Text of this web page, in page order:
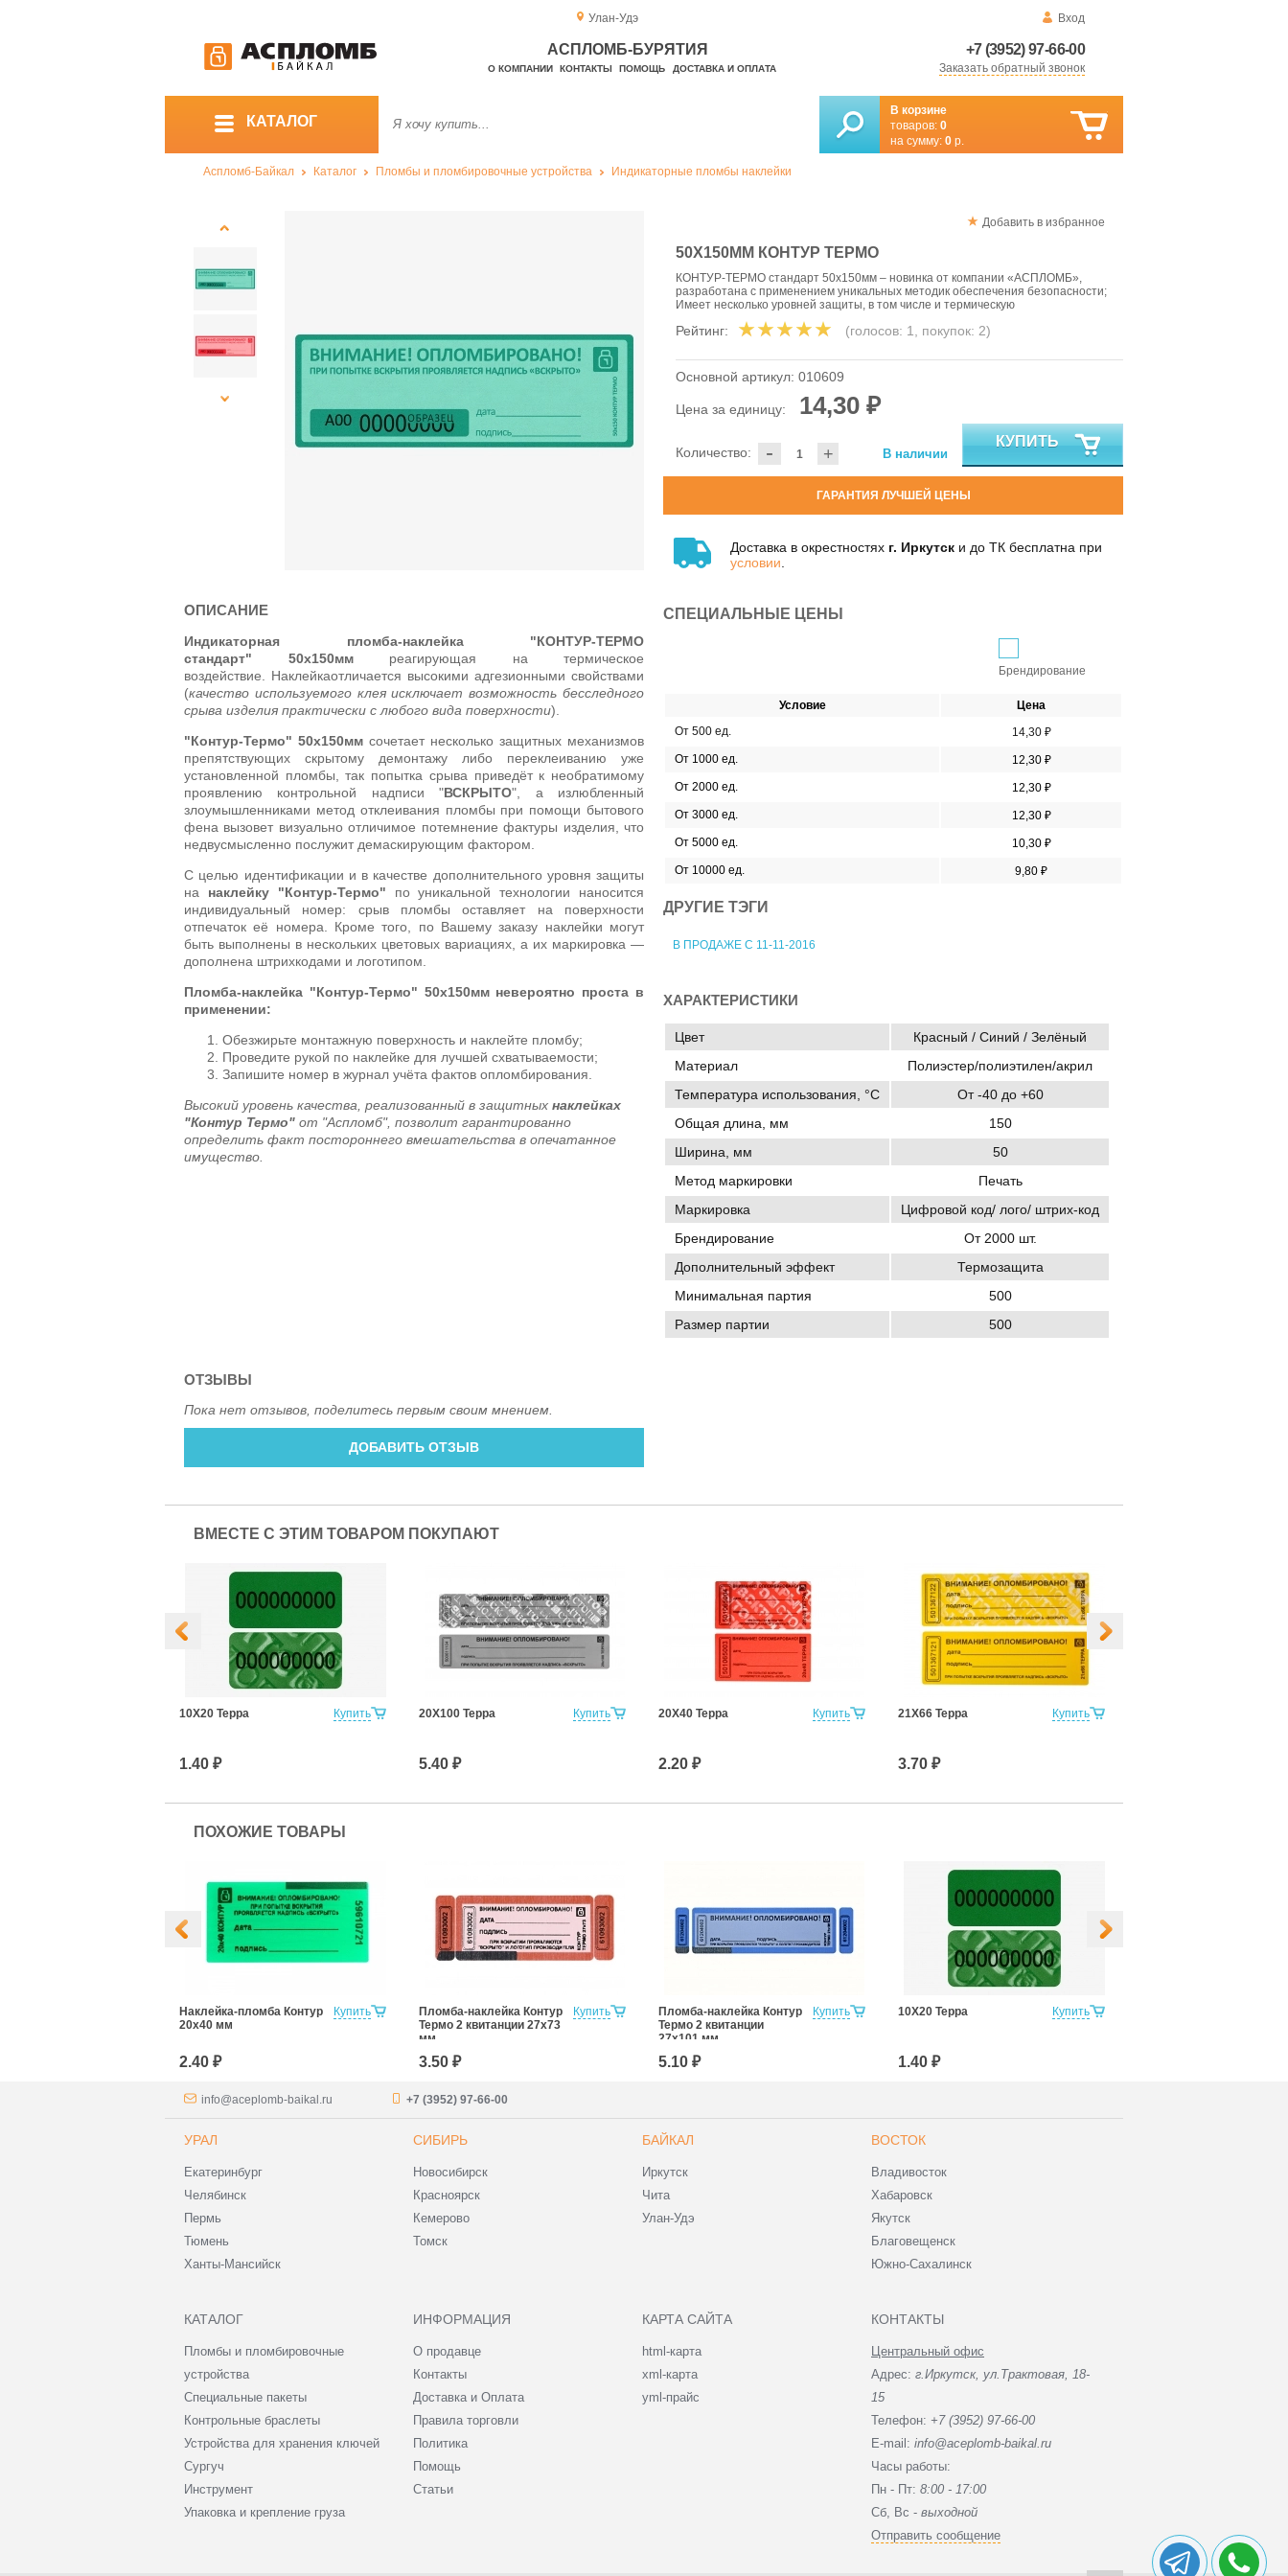
Улан-Удэ Вход
+7 (3952) 97-66-00
Заказать обратный звонок
АСПЛОМБ-БУРЯТИЯ
О КОМПАНИИ КОНТАКТЫ ПОМОЩЬ ДОСТАВКА И ОПЛАТА
КАТАЛОГ
В корзине
товаров: 0
на сумму: 0 р.
Аспломб-Байкал Каталог Пломбы и пломбировочные устройства Индикаторные пломбы наклейки
Добавить в избранное
50Х150ММ КОНТУР ТЕРМО
КОНТУР-ТЕРМО стандарт 50х150мм – новинка от компании «АСПЛОМБ»,
разработана с применением уникальных методик обеспечения безопасности;
Имеет несколько уровней защиты, в том числе и термическую
Рейтинг: (голосов: 1, покупок: 2)
Основной артикул: 010609
Цена за единицу: 14,30 ₽
- +
Количество: В наличии
КУПИТЬ
ГАРАНТИЯ ЛУЧШЕЙ ЦЕНЫ
Доставка в окрестностях г. Иркутск и до ТК бесплатна при
условии
СПЕЦИАЛЬНЫЕ ЦЕНЫ
Брендирование
Условие
Цена
От 500 ед.
14,30 ₽
От 1000 ед.
12,30 ₽
От 2000 ед.
12,30 ₽
От 3000 ед.
12,30 ₽
От 5000 ед.
10,30 ₽
От 10000 ед.
9,80 ₽
ДРУГИЕ ТЭГИ
В ПРОДАЖЕ С 11-11-2016
ОПИСАНИЕ
Индикаторная пломба-наклейка "КОНТУР-ТЕРМО
стандарт" 50х150ммреагирующая на термическое
воздействие. Наклейкаотличается высокими адгезионными свойствами
(качество используемого клея исключает возможность бесследного
срыва изделия практически с любого вида поверхности).
"Контур-Термо" 50х150мм сочетает несколько защитных механизмов
препятствующих скрытому демонтажу либо переклеиванию уже
установленной пломбы, так попытка срыва приведёт к необратимому
проявлению контрольной надписи "ВСКРЫТО", а излюбленный
злоумышленниками метод отклеивания пломбы при помощи бытового
фена вызовет визуально отличимое потемнение фактуры изделия, что
недвусмысленно послужит демаскирующим фактором.
С целью идентификации и в качестве дополнительного уровня защиты
на наклейку "Контур-Термо" по уникальной технологии наносится
индивидуальный номер: срыв пломбы оставляет на поверхности
отпечаток её номера. Кроме того, по Вашему заказу наклейки могут
быть выполнены в нескольких цветовых вариациях, а их маркировка —
дополнена штрихкодами и логотипом.
Пломба-наклейка "Контур-Термо" 50х150мм невероятно проста в
применении:
Обезжирьте монтажную поверхность и наклейте пломбу;
Проведите рукой по наклейке для лучшей схватываемости;
Запишите номер в журнал учёта фактов опломбирования.
Высокий уровень качества, реализованный в защитных наклейках
"Контур Термо" от "Аспломб", позволит гарантированно
определить факт постороннего вмешательства в опечатанное
имущество.
ХАРАКТЕРИСТИКИ
Цвет
Красный / Синий / Зелёный
Материал
Полиэстер/полиэтилен/акрил
Температура использования, °C
От -40 до +60
Общая длина, мм
150
Ширина, мм
50
Метод маркировки
Печать
Маркировка
Цифровой код/ лого/ штрих-код
Брендирование
От 2000 шт.
Дополнительный эффект
Термозащита
Минимальная партия
500
Размер партии
500
ОТЗЫВЫ
Пока нет отзывов, поделитесь первым своим мнением.
ДОБАВИТЬ ОТЗЫВ
ВМЕСТЕ С ЭТИМ ТОВАРОМ ПОКУПАЮТ
Купить
10Х20 Терра
1.40 ₽
Купить
20Х100 Терра
5.40 ₽
Купить
20Х40 Терра
2.20 ₽
Купить
21Х66 Терра
3.70 ₽
ПОХОЖИЕ ТОВАРЫ
Купить
Наклейка-пломба Контур
20х40 мм
2.40 ₽
Купить
Пломба-наклейка Контур
Термо 2 квитанции 27х73
мм
3.50 ₽
Купить
Пломба-наклейка Контур
Термо 2 квитанции
27х101 мм
5.10 ₽
Купить
10Х20 Терра
1.40 ₽
info@aceplomb-baikal.ru +7 (3952) 97-66-00
УРАЛ
Екатеринбург
Челябинск
Пермь
Тюмень
Ханты-Мансийск
СИБИРЬ
Новосибирск
Красноярск
Кемерово
Томск
БАЙКАЛ
Иркутск
Чита
Улан-Удэ
ВОСТОК
Владивосток
Хабаровск
Якутск
Благовещенск
Южно-Сахалинск
КАТАЛОГ
Пломбы и пломбировочные
устройства
Специальные пакеты
Контрольные браслеты
Устройства для хранения ключей
Сургуч
Инструмент
Упаковка и крепление груза
ИНФОРМАЦИЯ
О продавце
Контакты
Доставка и Оплата
Правила торговли
Политика
Помощь
Статьи
КАРТА САЙТА
html-карта
xml-карта
yml-прайс
КОНТАКТЫ
Центральный офис
Адрес: г.Иркутск, ул.Трактовая, 18-
15
Телефон: +7 (3952) 97-66-00
E-mail: info@aceplomb-baikal.ru
Часы работы:
Пн - Пт: 8:00 - 17:00
Сб, Вc - выходной
Отправить сообщение